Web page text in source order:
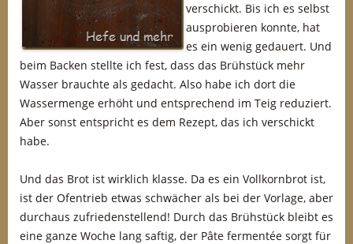
verschickt. Bis ich es selbst
ausprobieren konnte, hat
es ein wenig gedauert. Und
beim Backen stellte ich fest, dass das Brühstück mehr
Wasser brauchte als gedacht. Also habe ich dort die
Wassermenge erhöht und entsprechend im Teig reduziert.
Aber sonst entspricht es dem Rezept, das ich verschickt
habe.
Und das Brot ist wirklich klasse. Da es ein Vollkornbrot ist,
ist der Ofentrieb etwas schwächer als bei der Vorlage, aber
durchaus zufriedenstellend! Durch das Brühstück bleibt es
eine ganze Woche lang saftig, der Pâte fermentée sorgt für